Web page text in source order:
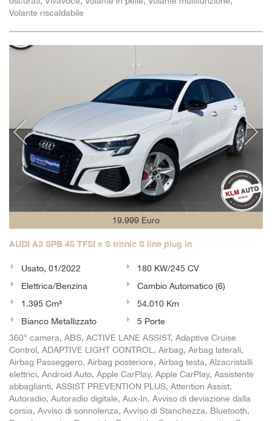
Volante riscaldabile
19.999 Euro
AUDI A3 SPB 45 TFSI e S tronic S line plug in
Usato, 01/2022
180 KW/245 CV
Elettrica/Benzina
Cambio Automatico (6)
1.395 Cm³
54.010 Km
Bianco Metallizzato
5 Porte
360° camera, ABS, ACTIVE LANE ASSIST, Adaptive Cruise
Control, ADAPTIVE LIGHT CONTROL, Airbag, Airbag laterali,
Airbag Passeggero, Airbag posteriore, Airbag testa, Alzacristalli
elettrici, Android Auto, Apple CarPlay, Apple CarPlay, Assistente
abbaglianti, ASSIST PREVENTION PLUS, Attention Assist,
Autoradio, Autoradio digitale, Aux-In, Avviso di deviazione dalla
corsia, Avviso di sonnolenza, Avviso di Stanchezza, Bluetooth,